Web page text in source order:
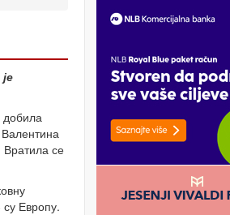
добила
Вратила се
Европу.